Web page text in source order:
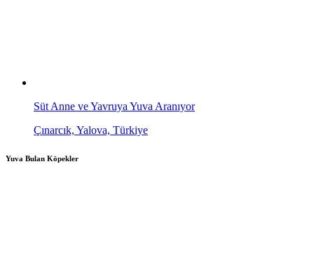
Süt Anne ve Yavruya Yuva Aranıyor
Çınarcık, Yalova, Türkiye
Yuva Bulan Köpekler